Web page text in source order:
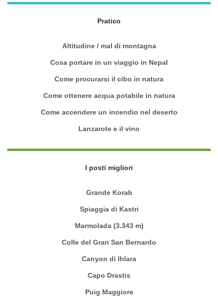
Pratico
Altitudine / mal di montagna
Cosa portare in un viaggio in Nepal
Come procurarsi il cibo in natura
Come ottenere acqua potabile in natura
Come accendere un incendio nel deserto
Lanzarote e il vino
I posti migliori
Grande Korab
Spiaggia di Kastri
Marmolada (3.343 m)
Colle del Gran San Bernardo
Canyon di Ihlara
Capo Drastis
Puig Maggiore